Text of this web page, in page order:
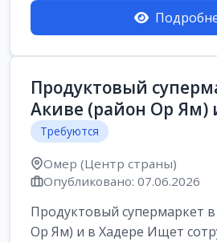
Продуктовый
Акиве (район Ор Ям)
Требуются
Омер (Центр страны)
Опубликовано: 07.06.2026
Продуктовый супермаркет
Ор Ям) и в Хадере Ищет